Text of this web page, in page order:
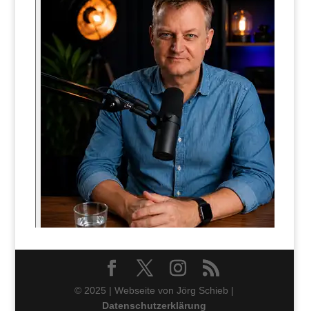
© 2025 | Webseite von Jörg Schieb |
Datenschutzerklärung